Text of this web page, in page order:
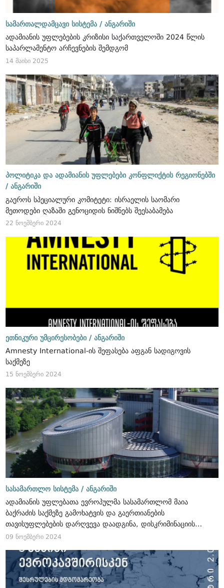
სამართალდამცავი სისტემა / ანგარიში
ადამიანის უფლებების კრიზისი საქართველოში 2024 წლის
საპარლამენტო არჩევნების შემდგომ
14 მაისი 2025
პოლიტიკა და ადამიანის უფლებები კონფლიქტის რეგიონებში
/ ანგარიში
გაეროს სპეციალური კომიტეტი: ისრაელის საომარი
მეთოდები ღაზაში გენოციდის ნიშნებს შეესაბამება
22 ნოემბერი 2024
ეთნიკური უმცირესობები / ანგარიში
Amnesty International-ის შეფასება აფგან სადიგოვის
საქმეზე
15 ნოემბერი 2024
სასამართლო სისტემა / ანგარიში
ადამიანის უფლებათა ევროპულმა სასამართლომ მაია
ბაქრაძის საქმეზე გამოხატვის და გაერთიანების
თავისუფლებების დარღვევა დაადგინა, დისკრიმინაციის
აკრძალვის უფლებასთან ერთობლიობაში
09 ნოემბერი 2024